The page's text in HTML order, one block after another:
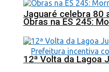
Jaguaré celebra 80
Obras na ES 245:
12ª Volta da Lagoa